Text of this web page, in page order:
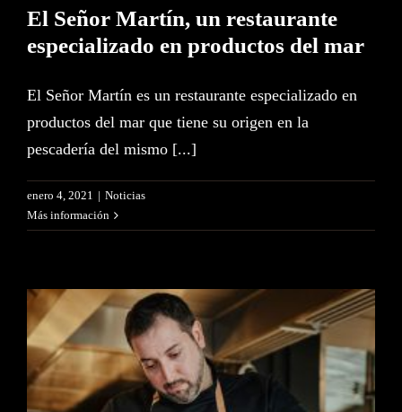
El Señor Martín, un restaurante
especializado en productos del mar
El Señor Martín es un restaurante especializado en
productos del mar que tiene su origen en la
pescadería del mismo [...]
enero 4, 2021 | Noticias
Más información